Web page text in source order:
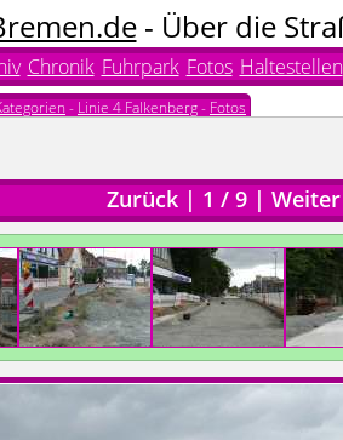
- Über die
Chronik Fuhrpark Fotos Haltestellen
- Linie 4 Falkenberg- Fotos
Zurück | 1 / 9 | Weiter